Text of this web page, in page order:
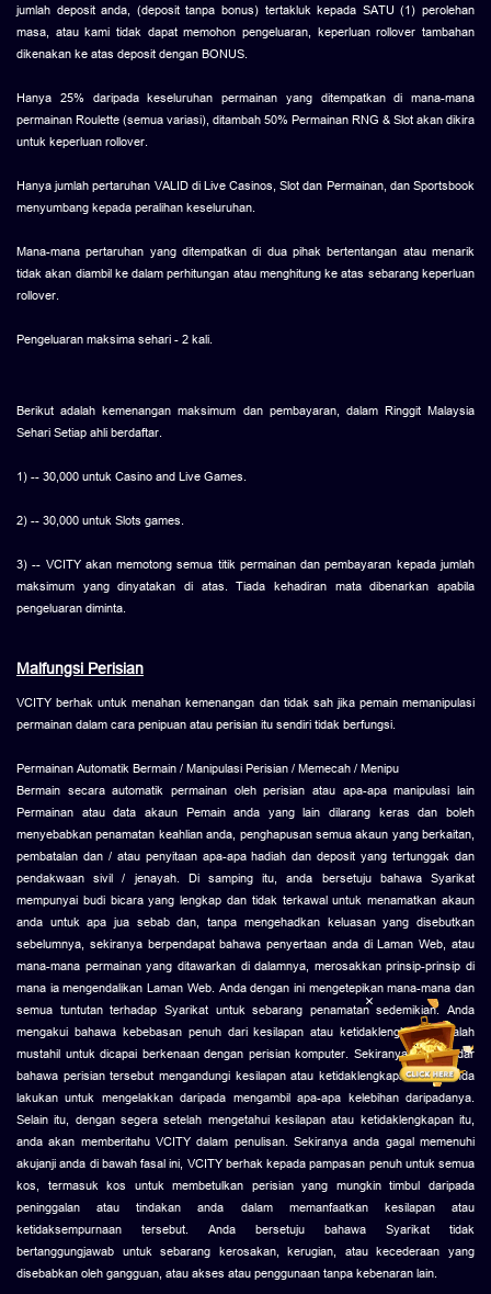
jumlah deposit anda, (deposit tanpa bonus) tertakluk kepada SATU (1) perolehan
masa, atau kami tidak dapat memohon pengeluaran, keperluan rollover tambahan
dikenakan ke atas deposit dengan BONUS.
Hanya 25% daripada keseluruhan permainan yang ditempatkan di mana-mana
permainan Roulette (semua variasi), ditambah 50% Permainan RNG & Slot akan dikira
untuk keperluan rollover.
Hanya jumlah pertaruhan VALID di Live Casinos, Slot dan Permainan, dan Sportsbook
menyumbang kepada peralihan keseluruhan.
Mana-mana pertaruhan yang ditempatkan di dua pihak bertentangan atau menarik
tidak akan diambil ke dalam perhitungan atau menghitung ke atas sebarang keperluan
rollover.
Pengeluaran maksima sehari - 2 kali.
Berikut adalah kemenangan maksimum dan pembayaran, dalam Ringgit Malaysia
Sehari Setiap ahli berdaftar.
1) -- 30,000 untuk Casino and Live Games.
2) -- 30,000 untuk Slots games.
3) -- VCITY akan memotong semua titik permainan dan pembayaran kepada jumlah
maksimum yang dinyatakan di atas. Tiada kehadiran mata dibenarkan apabila
pengeluaran diminta.
Malfungsi Perisian
VCITY berhak untuk menahan kemenangan dan tidak sah jika pemain memanipulasi
permainan dalam cara penipuan atau perisian itu sendiri tidak berfungsi.
Permainan Automatik Bermain / Manipulasi Perisian / Memecah / Menipu
Bermain secara automatik permainan oleh perisian atau apa-apa manipulasi lain
Permainan atau data akaun Pemain anda yang lain dilarang keras dan boleh
menyebabkan penamatan keahlian anda, penghapusan semua akaun yang berkaitan,
pembatalan dan / atau penyitaan apa-apa hadiah dan deposit yang tertunggak dan
pendakwaan sivil / jenayah. Di samping itu, anda bersetuju bahawa Syarikat
mempunyai budi bicara yang lengkap dan tidak terkawal untuk menamatkan akaun
anda untuk apa jua sebab dan, tanpa mengehadkan keluasan yang disebutkan
sebelumnya, sekiranya berpendapat bahawa penyertaan anda di Laman Web, atau
mana-mana permainan yang ditawarkan di dalamnya, merosakkan prinsip-prinsip di
mana ia mengendalikan Laman Web. Anda dengan ini mengetepikan mana-mana dan
semua tuntutan terhadap Syarikat untuk sebarang penamatan sedemikian. Anda
mengakui bahawa kebebasan penuh dari kesilapan atau ketidaklengkapan adalah
mustahil untuk dicapai berkenaan dengan perisian komputer. Sekiranya anda sedar
bahawa perisian tersebut mengandungi kesilapan atau ketidaklengkapan yang anda
lakukan untuk mengelakkan daripada mengambil apa-apa kelebihan daripadanya.
Selain itu, dengan segera setelah mengetahui kesilapan atau ketidaklengkapan itu,
anda akan memberitahu VCITY dalam penulisan. Sekiranya anda gagal memenuhi
akujanji anda di bawah fasal ini, VCITY berhak kepada pampasan penuh untuk semua
kos, termasuk kos untuk membetulkan perisian yang mungkin timbul daripada
peninggalan atau tindakan anda dalam memanfaatkan kesilapan atau
ketidaksempurnaan tersebut. Anda bersetuju bahawa Syarikat tidak
bertanggungjawab untuk sebarang kerosakan, kerugian, atau kecederaan yang
disebabkan oleh gangguan, atau akses atau penggunaan tanpa kebenaran lain.
×